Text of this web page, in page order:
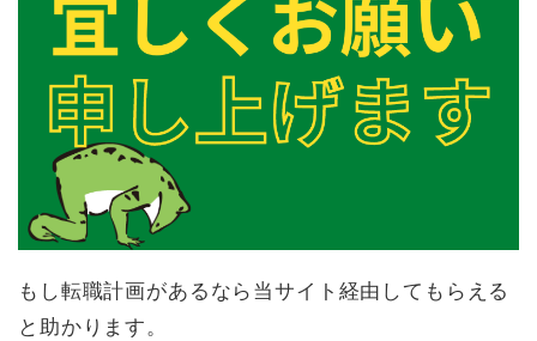
もし転職計画があるなら当サイト経由してもらえる
と助かります。